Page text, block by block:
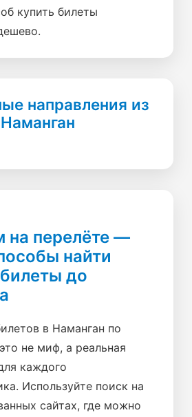
купить билеты
направления из
Наманган
на перелёте —
найти
до
в Наманган по
не миф, а реальная
каждого
Используйте поиск на
сайтах, где можно